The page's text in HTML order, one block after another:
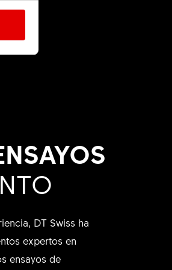
DT Swiss ha
expertos en
ensayos de